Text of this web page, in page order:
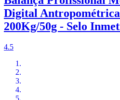
Digital
200Kg/50g - Selo
4.5